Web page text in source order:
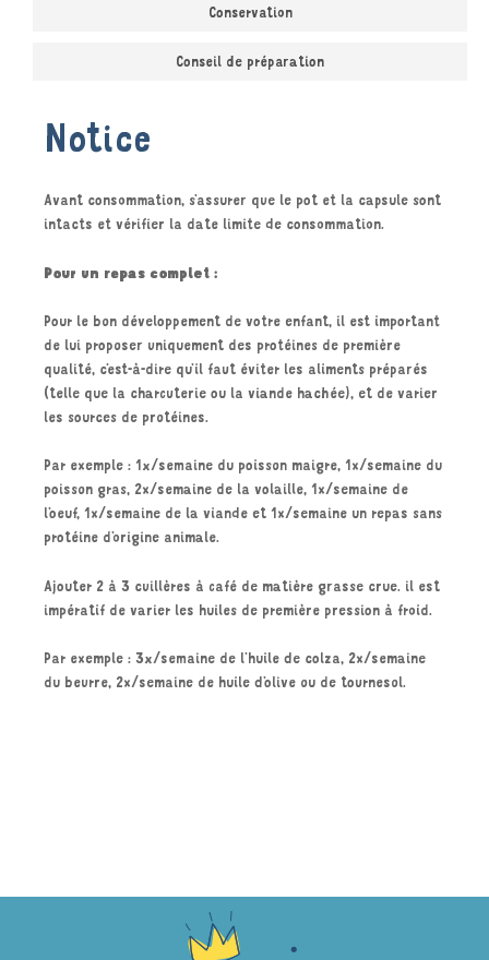
Conservation
Conseil de préparation
Notice
Avant consommation, s’assurer que le pot et la capsule sont
intacts et vérifier la date limite de consommation.
Pour un repas complet :
Pour le bon développement de votre enfant, il est important
de lui proposer uniquement des protéines de première
qualité, c’est-à-dire qu’il faut éviter les aliments préparés
(telle que la charcuterie ou la viande hachée), et de varier
les sources de protéines.
Par exemple : 1x/semaine du poisson maigre, 1x/semaine du
poisson gras, 2x/semaine de la volaille, 1x/semaine de
l’oeuf, 1x/semaine de la viande et 1x/semaine un repas sans
protéine d’origine animale.
Ajouter 2 à 3 cuillères à café de matière grasse crue. il est
impératif de varier les huiles de première pression à froid.
Par exemple : 3x/semaine de l’huile de colza, 2x/semaine
du beurre, 2x/semaine de huile d’olive ou de tournesol.